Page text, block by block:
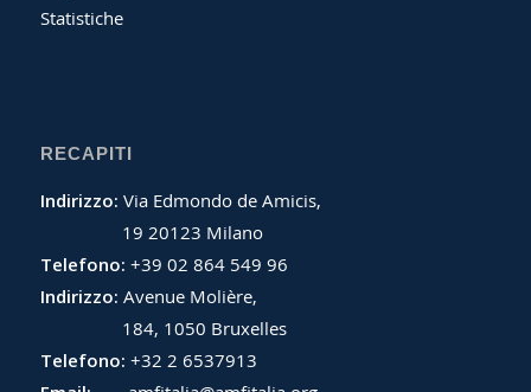
Statistiche
RECAPITI
Indirizzo: Via Edmondo de Amicis,
19 20123 Milano
Telefono: +39 02 864 549 96
Indirizzo: Avenue Molière,
184, 1050 Bruxelles
Telefono: +32 2 6537913